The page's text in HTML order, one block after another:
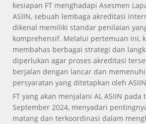
kesiapan FT menghadapi Asesmen
ASIIN, sebuah lembaga akreditasi
dikenal memiliki standar penilaian
komprehensif. Melalui pertemuan ini,
membahas berbagai strategi dan
diperlukan agar proses akreditasi
berjalan dengan lancar dan
persyaratan yang ditetapkan oleh
FT yang akan menjalani AL ASIIN pada
September 2024, menyadari
matang dan terkoordinasi dalam